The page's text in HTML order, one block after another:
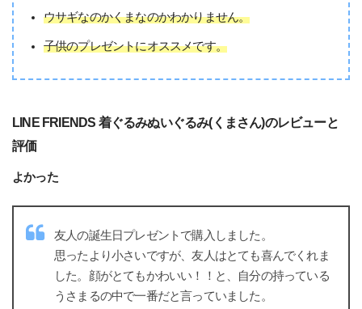
ウサギなのかくまなのかわかりません。
子供のプレゼントにオススメです。
LINE FRIENDS 着ぐるみぬいぐるみ(くまさん)のレビューと
評価
よかった
友人の誕生日プレゼントで購入しました。
思ったより小さいですが、友人はとても喜んでくれま
した。顔がとてもかわいい！！と、自分の持っている
うさまるの中で一番だと言っていました。